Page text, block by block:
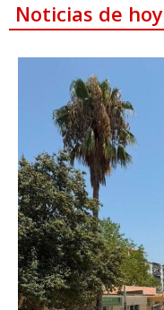
Noticias de hoy